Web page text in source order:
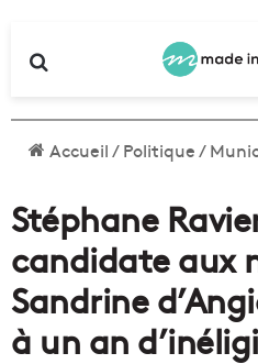
Accueil/Politique/
Stéphane
candidate aux
Sandrine
à un an